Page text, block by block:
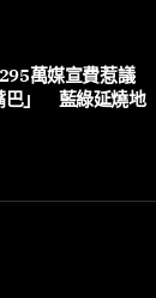
萬媒宣費惹議
巴」 藍綠延燒地